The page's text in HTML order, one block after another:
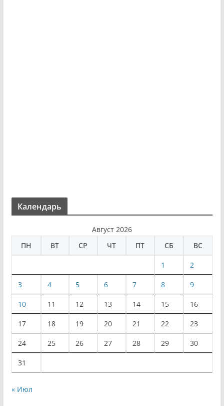
Календарь
Август 2026
ПН
ВТ СР ЧТ ПТ СБ ВС
1 2
3 4 5 6 7 8 9
10 11 12 13 14 15 16
17 18 19 20 21 22 23
24 25 26 27 28 29 30
31
« Июл